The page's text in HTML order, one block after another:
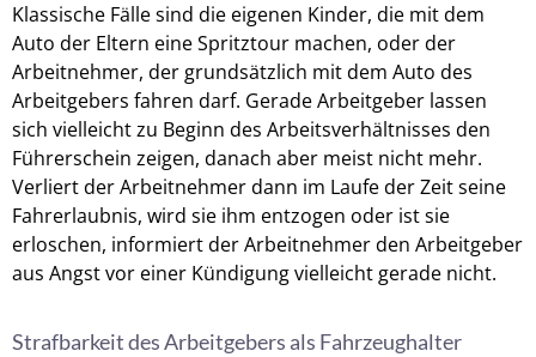
Klassische Fälle sind die eigenen Kinder, die mit dem
Auto der Eltern eine Spritztour machen, oder der
Arbeitnehmer, der grundsätzlich mit dem Auto des
Arbeitgebers fahren darf. Gerade Arbeitgeber lassen
sich vielleicht zu Beginn des Arbeitsverhältnisses den
Führerschein zeigen, danach aber meist nicht mehr.
Verliert der Arbeitnehmer dann im Laufe der Zeit seine
Fahrerlaubnis, wird sie ihm entzogen oder ist sie
erloschen, informiert der Arbeitnehmer den Arbeitgeber
aus Angst vor einer Kündigung vielleicht gerade nicht.
Strafbarkeit des Arbeitgebers als Fahrzeughalter